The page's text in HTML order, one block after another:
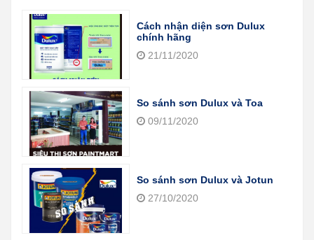
Cách nhận diện sơn Dulux
chính hãng
21/11/2020
So sánh sơn Dulux và Toa
09/11/2020
So sánh sơn Dulux và Jotun
27/10/2020